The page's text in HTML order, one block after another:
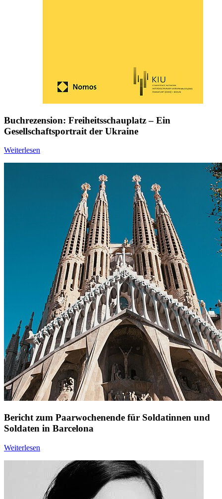
Buchrezension: Freiheitsschauplatz – Ein
Gesellschaftsportrait der Ukraine
Weiterlesen
Bericht zum Paarwochenende für Soldatinnen und
Soldaten in Barcelona
Weiterlesen